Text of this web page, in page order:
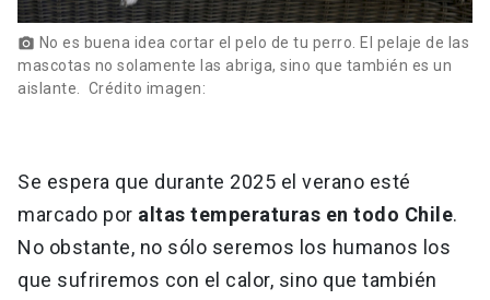
photo_camera No es buena idea cortar el pelo de tu perro. El pelaje de las
mascotas no solamente las abriga, sino que también es un
aislante. Crédito imagen:
Se espera que durante 2025 el verano esté
marcado por altas temperaturas en todo Chile.
No obstante, no sólo seremos los humanos los
que sufriremos con el calor, sino que también